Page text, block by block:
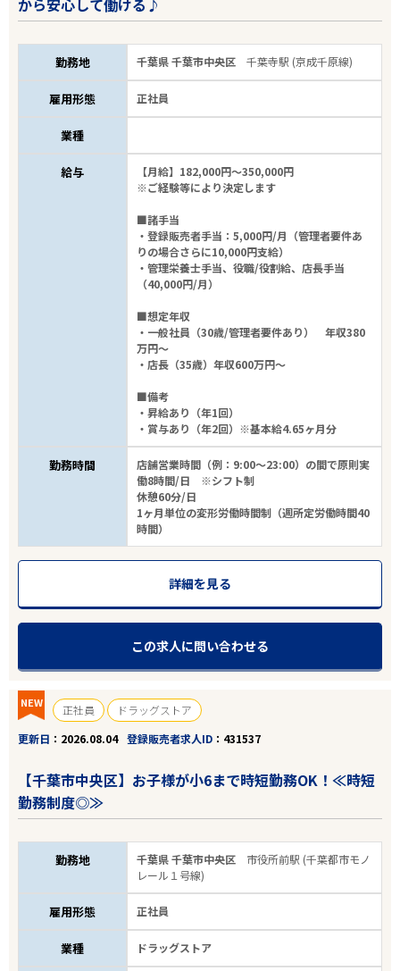
勤務地 千葉県 千葉市中央区千葉寺駅 (京成千原線)
雇用形態 正社員
業種
給与
【月給】182,000円～350,000円
※ご経験等により決定します
■諸手当
・登録販売者手当：5,000円/月（管理者要件あ
りの場合さらに10,000円支給）
・管理栄養士手当、役職/役割給、店長手当
（40,000円/月）
■想定年収
・一般社員（30歳/管理者要件あり） 年収380
万円～
・店長（35歳）年収600万円～
■備考
・昇給あり（年1回）
・賞与あり（年2回）※基本給4.65ヶ月分
勤務時間
店舗営業時間（例：9:00～23:00）の間で原則実
働8時間/日 ※シフト制
休憩60分/日
1ヶ月単位の変形労働時間制（週所定労働時間40
時間）
詳細を見る
この求人に問い合わせる
NEW 正社員
ドラッグストア
更新日
2026.08.04 登録販売者求人ID 431537
【千葉市中央区】お子様が小6まで時短勤務OK！≪時短
勤務制度◎≫
勤務地 千葉県 千葉市中央区 市役所前駅 (千葉都市モノ
レール１号線)
雇用形態 正社員
業種 ドラッグストア